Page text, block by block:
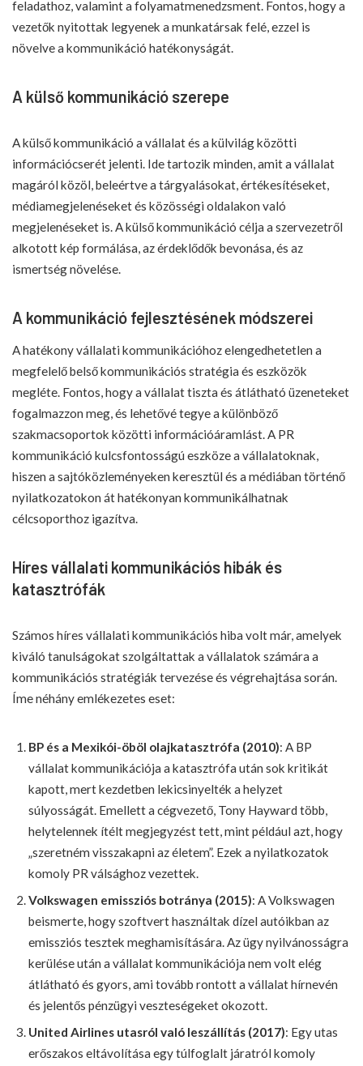
feladathoz, valamint a folyamatmenedzsment. Fontos, hogy a
vezetők nyitottak legyenek a munkatársak felé, ezzel is
növelve a kommunikáció hatékonyságát.
A külső kommunikáció szerepe
A külső kommunikáció a vállalat és a külvilág közötti
információcserét jelenti. Ide tartozik minden, amit a vállalat
magáról közöl, beleértve a tárgyalásokat, értékesítéseket,
médiamegjelenéseket és közösségi oldalakon való
megjelenéseket is. A külső kommunikáció célja a szervezetről
alkotott kép formálása, az érdeklődők bevonása, és az
ismertség növelése.
A kommunikáció fejlesztésének módszerei
A hatékony vállalati kommunikációhoz elengedhetetlen a
megfelelő belső kommunikációs stratégia és eszközök
megléte. Fontos, hogy a vállalat tiszta és átlátható üzeneteket
fogalmazzon meg, és lehetővé tegye a különböző
szakmacsoportok közötti információáramlást. A PR
kommunikáció kulcsfontosságú eszköze a vállalatoknak,
hiszen a sajtóközleményeken keresztül és a médiában történő
nyilatkozatokon át hatékonyan kommunikálhatnak
célcsoporthoz igazítva.
Híres vállalati kommunikációs hibák és
katasztrófák
Számos híres vállalati kommunikációs hiba volt már, amelyek
kiváló tanulságokat szolgáltattak a vállalatok számára a
kommunikációs stratégiák tervezése és végrehajtása során.
Íme néhány emlékezetes eset:
BP és a Mexikói-öböl olajkatasztrófa (2010): A BP
vállalat kommunikációja a katasztrófa után sok kritikát
kapott, mert kezdetben lekicsinyelték a helyzet
súlyosságát. Emellett a cégvezető, Tony Hayward több,
helytelennek ítélt megjegyzést tett, mint például azt, hogy
„szeretném visszakapni az életem”. Ezek a nyilatkozatok
komoly PR válsághoz vezettek.
Volkswagen emissziós botránya (2015): A Volkswagen
beismerte, hogy szoftvert használtak dízel autóikban az
emissziós tesztek meghamisítására. Az ügy nyilvánosságra
kerülése után a vállalat kommunikációja nem volt elég
átlátható és gyors, ami tovább rontott a vállalat hírnevén
és jelentős pénzügyi veszteségeket okozott.
United Airlines utasról való leszállítás (2017): Egy utas
erőszakos eltávolítása egy túlfoglalt járatról komoly